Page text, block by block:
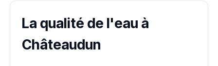
La qualité de l'eau à
Châteaudun